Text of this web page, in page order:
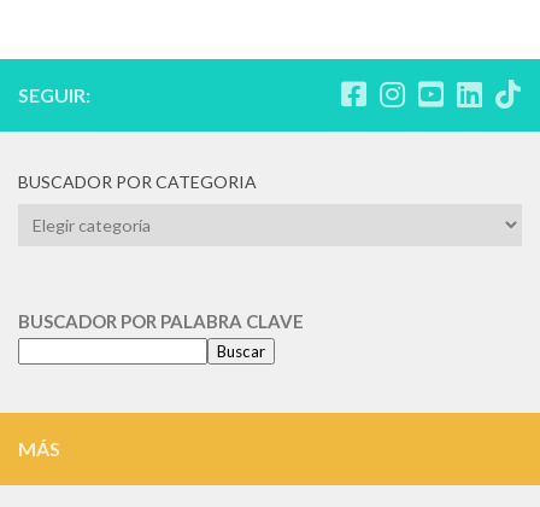
SEGUIR:
BUSCADOR POR CATEGORIA
BUSCADOR
BUSCADOR POR PALABRA CLAVE
Buscar
MÁS